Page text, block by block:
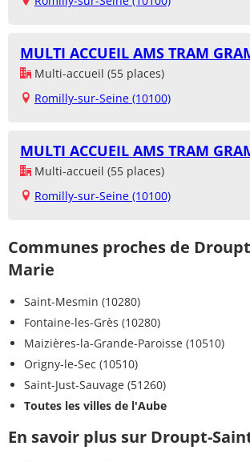
MULTI ACCUEIL AMS TRAM
Multi-accueil (55 places)
Romilly-sur-Seine (10100)
MULTI ACCUEIL AMS TRAM
Multi-accueil (55 places)
Romilly-sur-Seine (10100)
Communes proches de
Marie
Saint-Mesmin (10280)
Fontaine-les-Grès (10280)
Maizières-la-Grande-Paroisse (10510)
Origny-le-Sec (10510)
Saint-Just-Sauvage (51260)
Toutes les villes de l'Aube
En savoir plus sur Droupt-